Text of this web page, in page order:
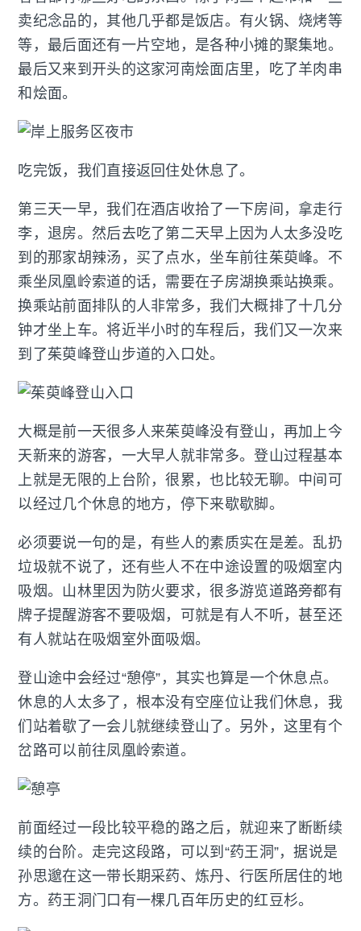
卖纪念品的，其他几乎都是饭店。有火锅、烧烤等
等，最后面还有一片空地，是各种小摊的聚集地。
最后又来到开头的这家河南烩面店里，吃了羊肉串
和烩面。
吃完饭，我们直接返回住处休息了。
第三天一早，我们在酒店收拾了一下房间，拿走行
李，退房。然后去吃了第二天早上因为人太多没吃
到的那家胡辣汤，买了点水，坐车前往茱萸峰。不
乘坐凤凰岭索道的话，需要在子房湖换乘站换乘。
换乘站前面排队的人非常多，我们大概排了十几分
钟才坐上车。将近半小时的车程后，我们又一次来
到了茱萸峰登山步道的入口处。
大概是前一天很多人来茱萸峰没有登山，再加上今
天新来的游客，一大早人就非常多。登山过程基本
上就是无限的上台阶，很累，也比较无聊。中间可
以经过几个休息的地方，停下来歇歇脚。
必须要说一句的是，有些人的素质实在是差。乱扔
垃圾就不说了，还有些人不在中途设置的吸烟室内
吸烟。山林里因为防火要求，很多游览道路旁都有
牌子提醒游客不要吸烟，可就是有人不听，甚至还
有人就站在吸烟室外面吸烟。
登山途中会经过“憩停”，其实也算是一个休息点。
休息的人太多了，根本没有空座位让我们休息，我
们站着歇了一会儿就继续登山了。另外，这里有个
岔路可以前往凤凰岭索道。
前面经过一段比较平稳的路之后，就迎来了断断续
续的台阶。走完这段路，可以到“药王洞”，据说是
孙思邈在这一带长期采药、炼丹、行医所居住的地
方。药王洞门口有一棵几百年历史的红豆杉。